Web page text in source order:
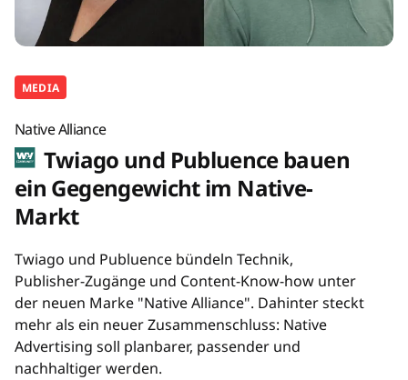
MEDIA
Native Alliance
Twiago und Publuence bauen
ein Gegengewicht im Native-
Markt
Twiago und Publuence bündeln Technik,
Publisher-Zugänge und Content-Know-how unter
der neuen Marke "Native Alliance". Dahinter steckt
mehr als ein neuer Zusammenschluss: Native
Advertising soll planbarer, passender und
nachhaltiger werden.